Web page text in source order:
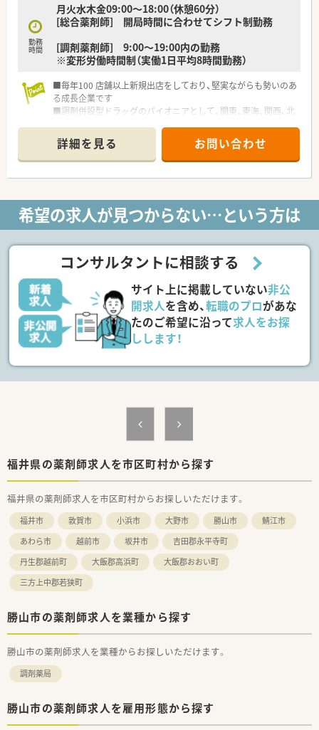
勤務
時間
月火水木金09:00～18:00（休憩60分）
[総合薬剤師] 開局時間に合わせてシフト制勤務
[調剤薬剤師] 9:00～19:00内の勤務
※変形労働時間制（実働1日平均8時間勤務）
■毎年100 店舗以上新規出店をしており、堅実ながらも勢いのあ
る成長企業です
■調剤併設型ドラッグのパイオニアとして、関東、東海、関西、北
■研修制度は様々なプランがあり、集合研修だけでなく任意で受
講可能な研修も幅広く用意されています
■店舗で活躍する従業員、社外で活躍する従業員、将来経営幹部
となる従業員など、薬剤師として様々な活躍ができるフィールド
■総合薬剤師・調剤薬剤師（土日休み・19時までの勤務）どちらか
の働き方を選択できます
■調剤併設型だけでなく「医療モール・クリニック併設店舗」「敷
■在宅医療にも積極的取り組んでおり「訪問調剤特化型店舗」を
50店舗以上、無菌調剤室は業界最多の51店舗設置しています
■「プラチナくるみん認定企業」「健康経営優良法人2023（大規模
法人部門）認定」等を取得し一人ひとりが働きやすい環境が整備
されています
■充実した研修制度、人事制度、評価制度、キャリア支援制度等
があるのも特徴です
詳細を見る お問い合わせ
希望の求人が見つからない…という方は
コンサルタントに相談する
サイト上に掲載していない非公
開求人を含め、転職のプロがあな
たのご希望に沿って求人をお探
しします！
福井県の薬剤師求人を市区町村から探す
福井県の薬剤師求人を市区町村からお探しいただけます。
福井市 敦賀市 小浜市 大野市 勝山市
鯖江市
あわら市
越前市 坂井市
吉田郡永平寺町
丹生郡越前町
大飯郡高浜町
大飯郡おおい町
三方上中郡若狭町
勝山市の薬剤師求人を業種から探す
勝山市の薬剤師求人を業種からお探しいただけます。
調剤薬局
勝山市の薬剤師求人を雇用形態から探す